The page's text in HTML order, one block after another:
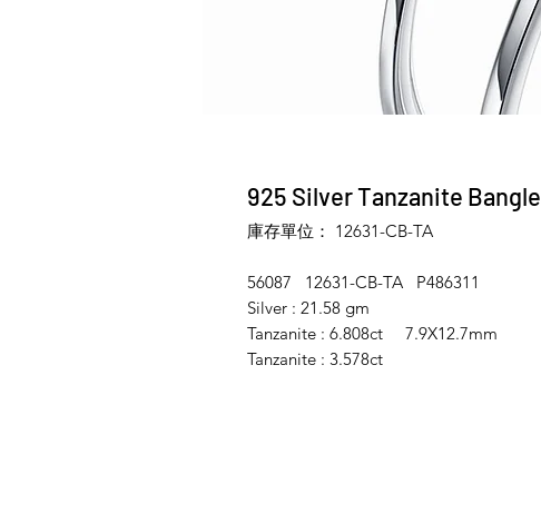
925 Silver Tanzanite Bangle
庫存單位： 12631-CB-TA
56087 12631-CB-TA P486311
Silver : 21.58 gm
Tanzanite : 6.808ct 7.9X12.7mm
Tanzanite : 3.578ct